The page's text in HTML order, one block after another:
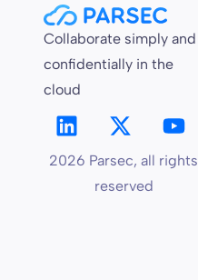
Collaborate simply and
confidentially in the
cloud
2026 Parsec, all rights
reserved